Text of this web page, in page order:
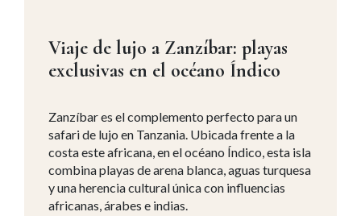
Viaje de lujo a Zanzíbar: playas
exclusivas en el océano Índico
Zanzíbar es el complemento perfecto para un
safari de lujo en Tanzania. Ubicada frente a la
costa este africana, en el océano Índico, esta isla
combina playas de arena blanca, aguas turquesa
y una herencia cultural única con influencias
africanas, árabes e indias.